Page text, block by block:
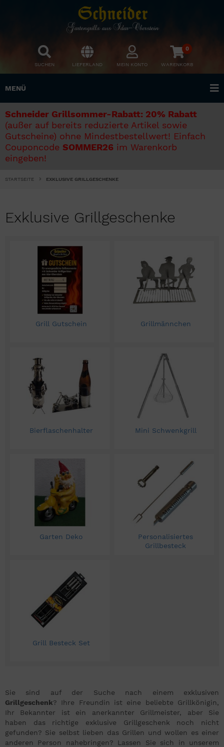
SUCHEN LIEFERLAND MEIN KONTO
0
WARENKORB
MENÜ
Schneider Grillsommer-Rabatt: 20% Rabatt
(außer auf bereits reduzierte Artikel sowie
Gutscheine) ohne Mindestbestellwert! Einfach
Couponcode SOMMER26 im Warenkorb
eingeben!
STARTSEITE EXKLUSIVE GRILLGESCHENKE
Exklusive Grillgeschenke
Grill Gutschein Grillmännchen
Bierflaschenhalter Mini Schwenkgrill
Garten Deko
Personalisiertes
Grillbesteck
Grill Besteck Set
Sie sind auf der Suche nach einem exklusiven
Grillgeschenk? Ihre Freundin ist eine beliebte Grillkönigin,
Ihr Bekannter ist ein anerkannter Grillmeister, aber Sie
haben das richtige exklusive Grillgeschenk noch nicht
gefunden? Sie selbst lieben das Grillen und wollen es einer
anderen Person nahebringen? Lassen Sie sich in unserem